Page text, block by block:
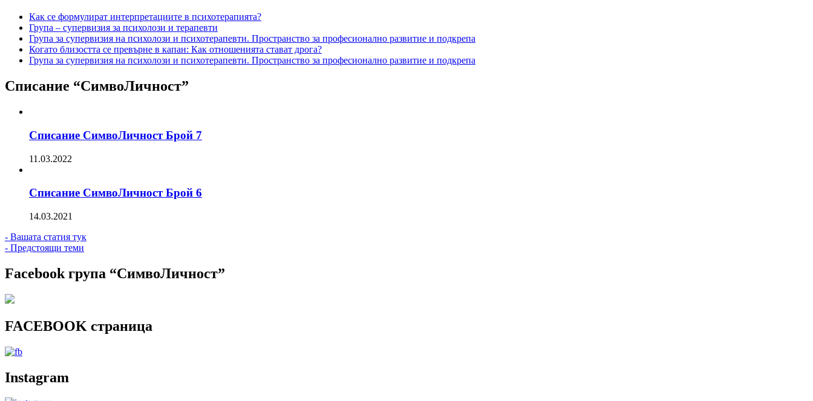
Как се формулират интерпретациите в психотерапията?
Група – супервизия за психолози и терапевти
Група за супервизия на психолози и психотерапевти. Пространство за професионално развитие и подкрепа
Когато близостта се превърне в капан: Как отношенията стават дрога?
Група за супервизия на психолози и психотерапевти. Пространство за професионално развитие и подкрепа
Списание “СимвоЛичност”
Списание СимвоЛичност Брой 7
11.03.2022
Списание СимвоЛичност Брой 6
14.03.2021
- Вашата статия тук
- Предстоящи теми
Facebook група “СимвоЛичност”
FACEBOOK страница
Instagram